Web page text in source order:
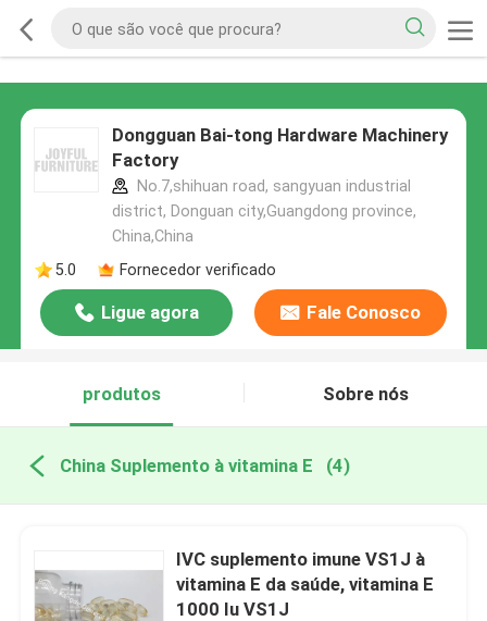
Dongguan Bai-tong Hardware Machinery
Factory
No.7,shihuan road, sangyuan industrial
district, Donguan city,Guangdong province,
China,China
5.0
Fornecedor verificado
Ligue agora Fale Conosco
produtos Sobre nós
China Suplemento à vitamina E (4)
IVC suplemento imune VS1J à
vitamina E da saúde, vitamina E
1000 Iu VS1J